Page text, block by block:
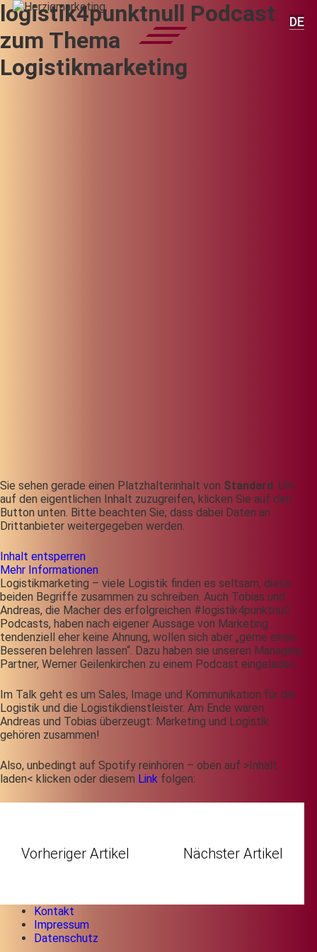
DE
logistik4punktnull Podcast
zum Thema
Logistikmarketing
Sie sehen gerade einen Platzhalterinhalt von Standard. Um
auf den eigentlichen Inhalt zuzugreifen, klicken Sie auf den
Button unten. Bitte beachten Sie, dass dabei Daten an
Drittanbieter weitergegeben werden.
Inhalt entsperren
Mehr Informationen
Logistikmarketing – viele Logistik finden es seltsam, diese
beiden Begriffe zusammen zu schreiben. Auch Tobias und
Andreas, die Macher des erfolgreichen #logistik4punktnull
Podcasts, haben nach eigener Aussage von Marketing
tendenziell eher keine Ahnung, wollen sich aber „gerne eines
Besseren belehren lassen“. Dazu haben sie unseren Managing
Partner, Werner Geilenkirchen zu einem Podcast eingeladen.
Im Talk geht es um Sales, Image und Kommunikation für die
Logistik und die Logistikdienstleister. Am Ende waren
Andreas und Tobias überzeugt: Marketing und Logistik
gehören zusammen!
Also, unbedingt auf Spotify reinhören – oben auf >Inhalt
laden< klicken oder diesem Link folgen:
Vorheriger Artikel Nächster Artikel
Kontakt
Impressum
Datenschutz